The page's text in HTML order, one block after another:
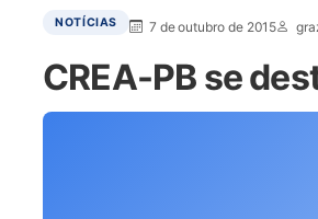
NOTÍCIAS 7 de outubro de 2015
CREA-PB se